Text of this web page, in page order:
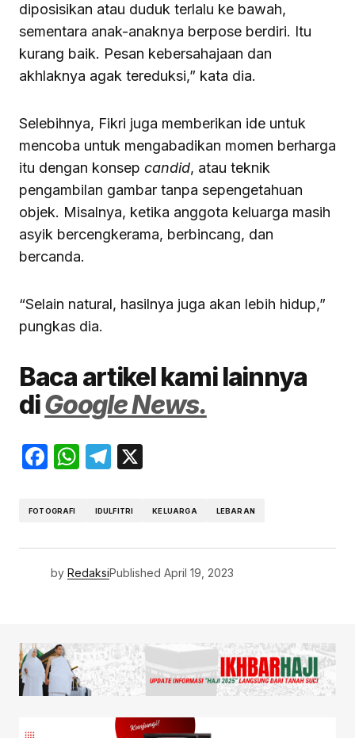
diposisikan atau duduk terlalu ke bawah,
sementara anak-anaknya berpose berdiri. Itu
kurang baik. Pesan kebersahajaan dan
akhlaknya agak tereduksi,” kata dia.
Selebihnya, Fikri juga memberikan ide untuk
mencoba untuk mengabadikan momen berharga
itu dengan konsep candid, atau teknik
pengambilan gambar tanpa sepengetahuan
objek. Misalnya, ketika anggota keluarga masih
asyik bercengkerama, berbincang, dan
bercanda.
“Selain natural, hasilnya juga akan lebih hidup,”
pungkas dia.
Baca artikel kami lainnya
diGoogle News.
Facebook
WhatsApp
Telegram
FOTOGRAFI IDULFITRI KELUARGA LEBARAN
by RedaksiPublished April 19, 2023